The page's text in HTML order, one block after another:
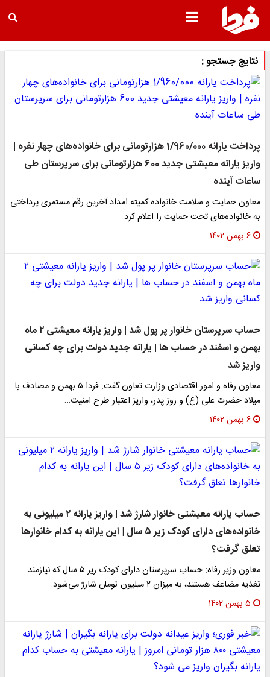
نتایج جستجو :
پرداخت یارانه 1/960/000 هزارتومانی برای خانواده‌های چهار نفره |
واریز یارانه معیشتی جدید 600 هزارتومانی برای سرپرستان طی
ساعات آینده
معاون حمایت و سلامت خانواده کمیته امداد آخرین رقم مستمری پرداختی
به خانواده‌های تحت حمایت را اعلام کرد.
۶ بهمن ۱۴۰۲
حساب سرپرستان خانوار پر پول شد | واریز یارانه معیشتی ۲ ماه
بهمن و اسفند در حساب ها | یارانه جدید دولت برای چه کسانی
واریز شد
معاون رفاه و امور اقتصادی وزارت تعاون گفت: فردا ۵ بهمن و مصادف با
میلاد حضرت علی (ع) و روز پدر، واریز اعتبار طرح امنیت…
۶ بهمن ۱۴۰۲
حساب یارانه معیشتی خانوار شارژ شد | واریز یارانه ۲ میلیونی به
خانواده‌های دارای کودک زیر ۵ سال | این یارانه به کدام خانوارها
تعلق گرفت؟
معاون وزیر رفاه: حساب سرپرستان دارای کودک زیر ۵ سال که نیازمند
تغذیه مضاعف هستند، به میزان ۲ میلیون تومان شارژ می‌شود.
۵ بهمن ۱۴۰۲